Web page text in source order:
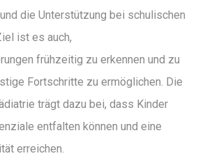
die Unterstützung bei schulischen
ist es auch,
frühzeitig zu erkennen und zu
Fortschritte zu ermöglichen. Die
trägt dazu bei, dass Kinder
entfalten können und eine
erreichen.